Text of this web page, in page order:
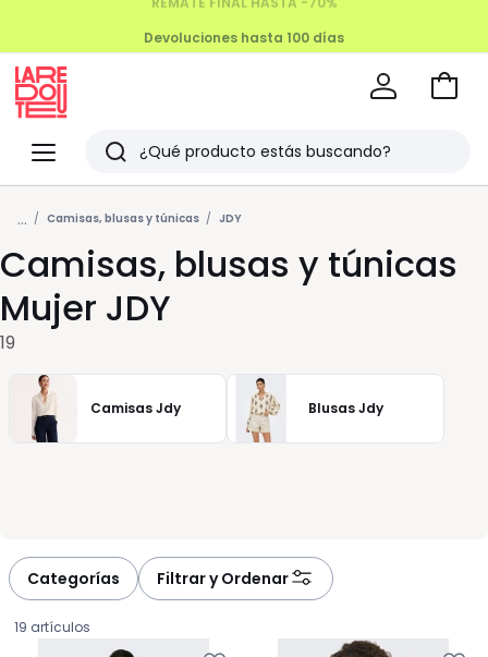
Menu
Redoute
Buscar
Últimos
artículos
vistos
Ir
... Camisas, blusas y túnicas JDY
Camisas, blusas y túnicas
Mujer JDY
19
Camisas Jdy Blusas Jdy
Categorías Filtrar y Ordenar
19 artículos